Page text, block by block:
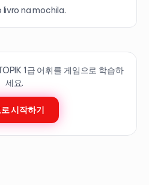
na mochila.
1급 어휘를 게임으로 학습하
세요.
시작하기